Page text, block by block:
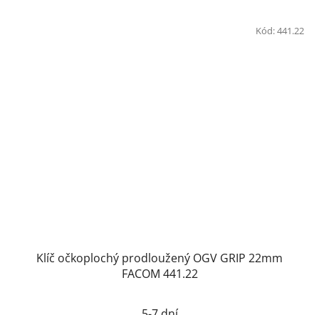
Klíč očkoplochý prodloužený OGV GRIP 22mm
FACOM 441.22
Kód:441.22